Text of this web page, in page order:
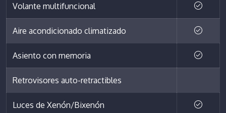
Volante multifuncional
Aire acondicionado climatizado
Asiento con memoria
Retrovisores auto-retractibles
Luces de Xenón/Bixenón